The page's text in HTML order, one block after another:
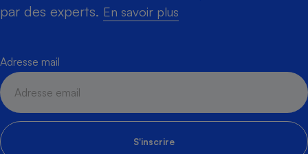
par des experts. En savoir plus
Adresse mail
S'inscrire